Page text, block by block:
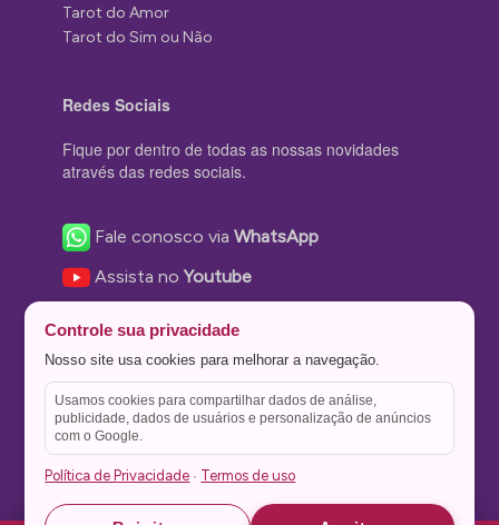
Tarot do Amor
Tarot do Sim ou Não
Redes Sociais
Fique por dentro de todas as nossas novidades
através das redes sociais.
Fale conosco viaWhatsApp
Assista noYoutube
Nos siga no Instagram
Nos siga noTwitter
Salve no
Controle sua privacidade
Nosso site usa cookies para melhorar a navegação.
Usamos cookies para compartilhar dados de análise,
publicidade, dados de usuários e personalização de anúncios
com o Google.
Política de Privacidade · Termos de uso